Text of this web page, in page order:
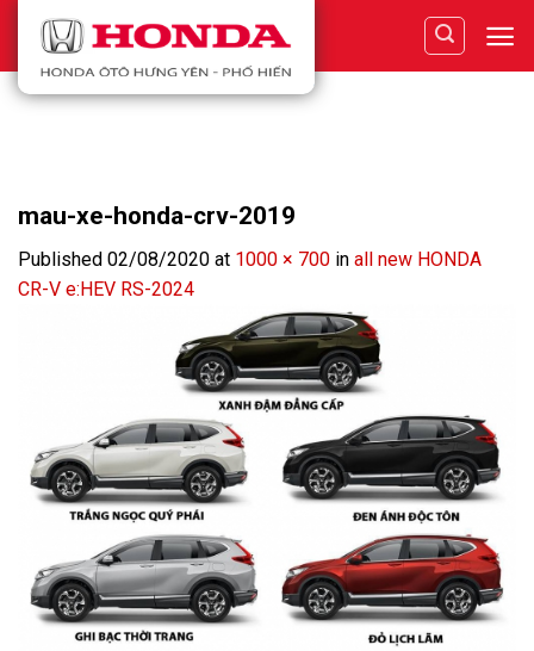
content
mau-xe-honda-crv-2019
Published 02/08/2020 at 1000 × 700 in all new HONDA
CR-V e:HEV RS-2024